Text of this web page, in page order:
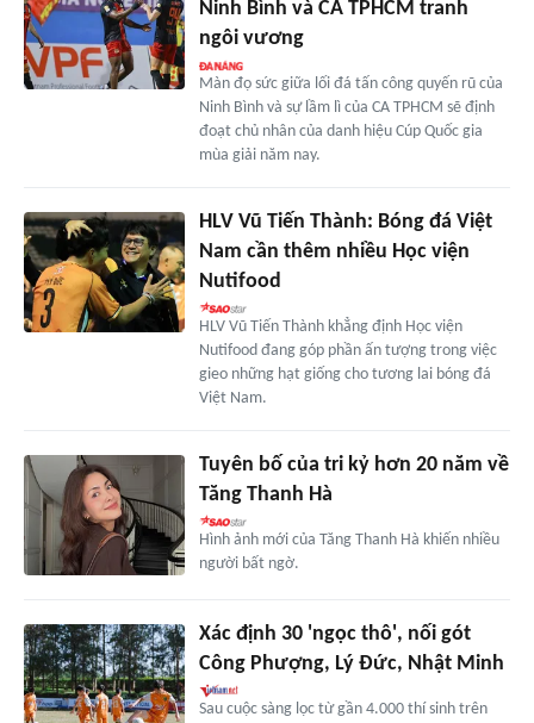
Ninh Bình và CA TPHCM tranh
ngôi vương
Màn đọ sức giữa lối đá tấn công quyến rũ của
Ninh Bình và sự lầm lì của CA TPHCM sẽ định
đoạt chủ nhân của danh hiệu Cúp Quốc gia
mùa giải năm nay.
HLV Vũ Tiến Thành: Bóng đá Việt
Nam cần thêm nhiều Học viện
Nutifood
HLV Vũ Tiến Thành khẳng định Học viện
Nutifood đang góp phần ấn tượng trong việc
gieo những hạt giống cho tương lai bóng đá
Việt Nam.
Tuyên bố của tri kỷ hơn 20 năm về
Tăng Thanh Hà
Hình ảnh mới của Tăng Thanh Hà khiến nhiều
người bất ngờ.
Xác định 30 'ngọc thô', nối gót
Công Phượng, Lý Đức, Nhật Minh
Sau cuộc sàng lọc từ gần 4.000 thí sinh trên